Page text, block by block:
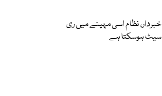
خبردار، نظام اسی مہینے میں ری
سیٹ ہوسکتا ہے